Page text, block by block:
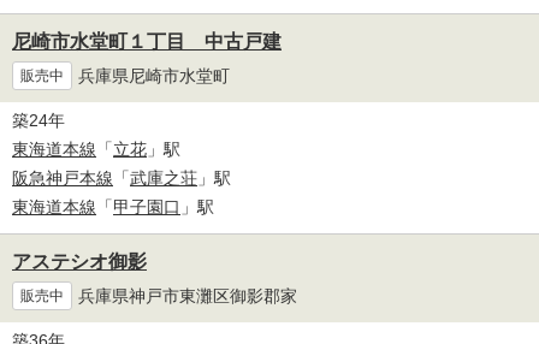
尼崎市水堂町１丁目 中古戸建
販売中 兵庫県尼崎市水堂町
築24年
東海道本線 「立花 」駅
阪急神戸本線 「武庫之荘 」駅
東海道本線 「甲子園口 」駅
アステシオ御影
販売中 兵庫県神戸市東灘区御影郡家